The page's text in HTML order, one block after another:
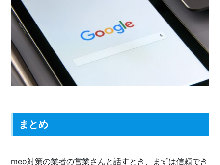
まとめ
meo対策の業者の営業さんと話すとき、まずは信頼でき